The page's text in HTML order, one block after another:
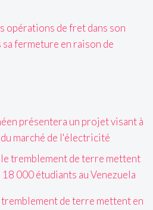
opérations de fret dans son
fermeture en raison de
présentera un projet visant à
marché de l'électricité
tremblement de terre mettent en